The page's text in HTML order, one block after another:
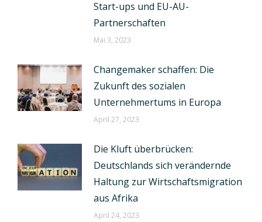
Start-ups und EU-AU-
Partnerschaften
Mai 3, 2023
Changemaker schaffen: Die
Zukunft des sozialen
Unternehmertums in Europa
April 27, 2023
Die Kluft überbrücken:
Deutschlands sich verändernde
Haltung zur Wirtschaftsmigration
aus Afrika
April 24, 2023